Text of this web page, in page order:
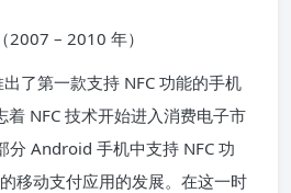
2007 – 2010 年）
第一款支持 NFC 功能的手机
NFC 技术开始进入消费电子市
分 Android 手机中支持 NFC 功
移动支付应用的发展。在这一时